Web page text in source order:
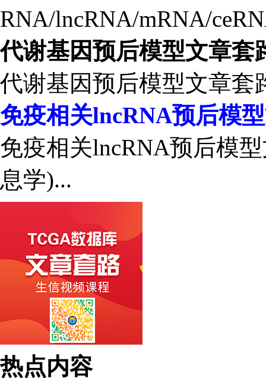
RNA/lncRNA/mRNA/
代谢基因预后模型文章套
代谢基因预后模型文章套
免疫相关lncRNA预后模
免疫相关lncRNA预后模
息学)...
热点内容